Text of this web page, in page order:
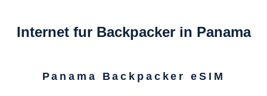
Internet fur Backpacker in Panama
Panama Backpacker eSIM